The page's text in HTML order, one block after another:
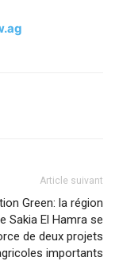
Article suivant
Green: la région
Sakia El Hamra se
de deux projets
importants